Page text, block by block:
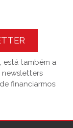
está também a
newsletters
financiarmos